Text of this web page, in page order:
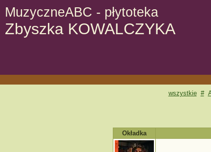
MuzyczneABC - płytoteka
Zbyszka KOWALCZYKA
wszystkie #
Okładka